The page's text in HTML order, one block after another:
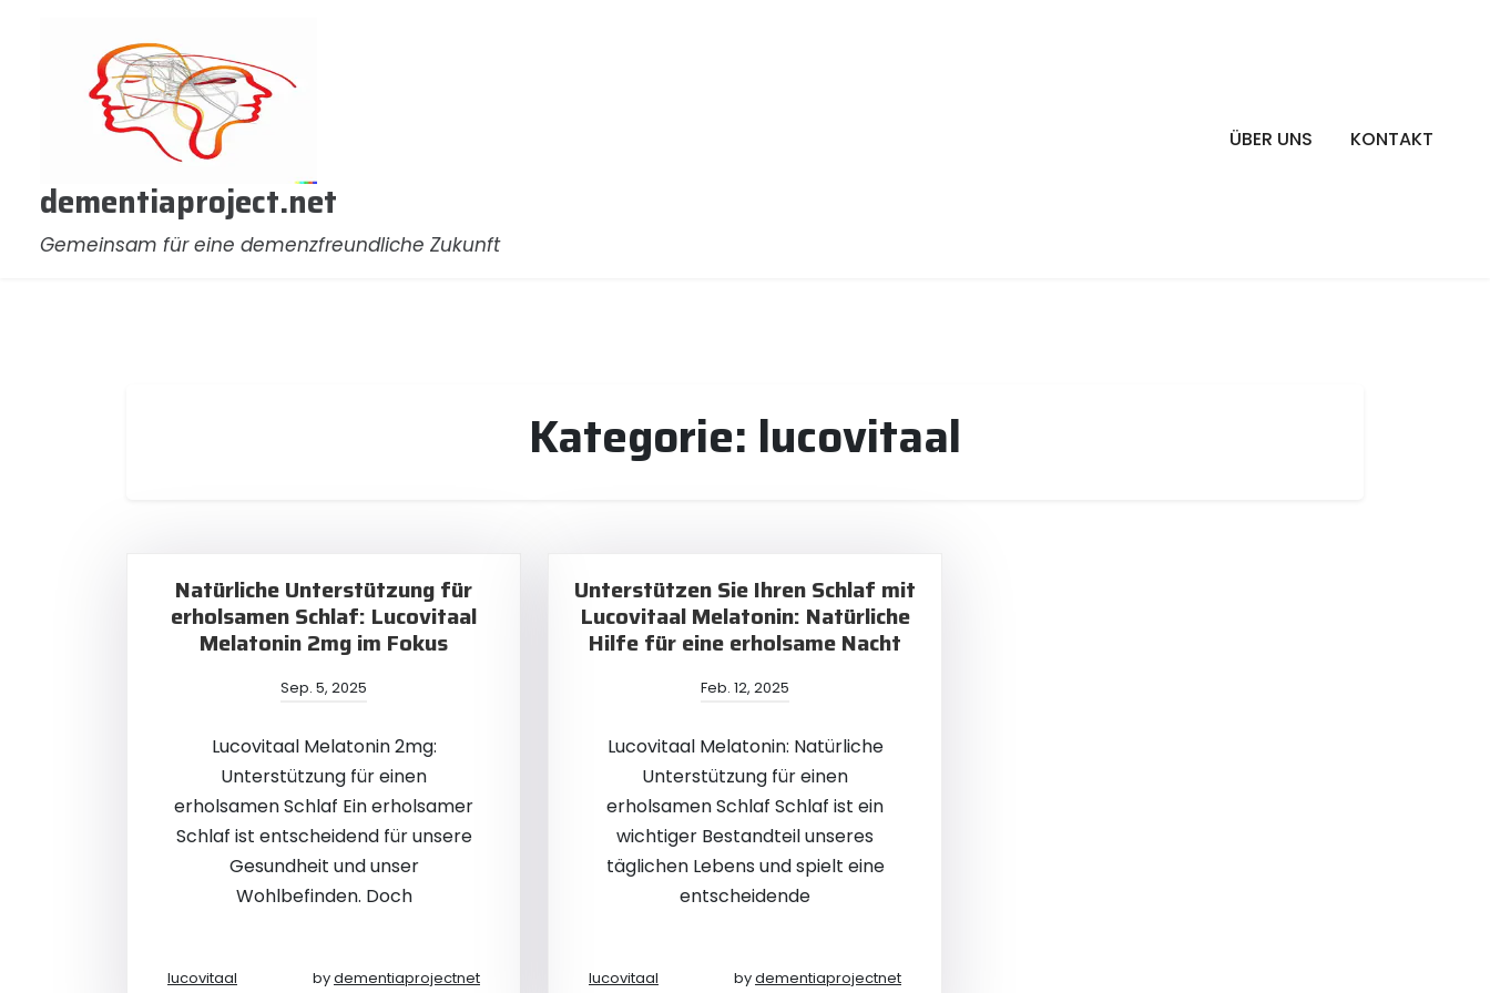
dementiaproject.net
Gemeinsam für eine demenzfreundliche Zukunft
ÜBER UNS KONTAKT
Kategorie: lucovitaal
Natürliche Unterstützung für
erholsamen Schlaf: Lucovitaal
Melatonin 2mg im Fokus
Sep. 5, 2025
Lucovitaal Melatonin 2mg:
Unterstützung für einen
erholsamen Schlaf Ein erholsamer
Schlaf ist entscheidend für unsere
Gesundheit und unser
Wohlbefinden. Doch
lucovitaal bydementiaprojectnet
Unterstützen Sie Ihren Schlaf mit
Lucovitaal Melatonin: Natürliche
Hilfe für eine erholsame Nacht
Feb. 12, 2025
Lucovitaal Melatonin: Natürliche
Unterstützung für einen
erholsamen Schlaf Schlaf ist ein
wichtiger Bestandteil unseres
täglichen Lebens und spielt eine
entscheidende
lucovitaal bydementiaprojectnet